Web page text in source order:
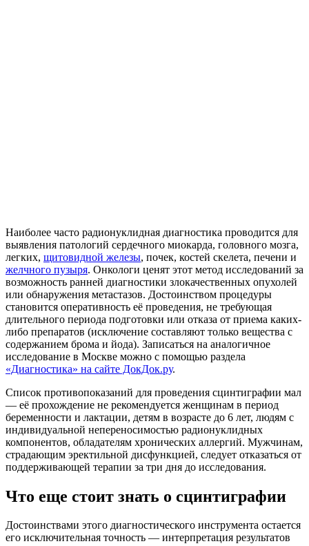
Наиболее часто радионуклидная диагностика проводится для
выявления патологий сердечного миокарда, головного мозга,
легких, щитовидной железы, почек, костей скелета, печени и
желчного пузыря. Онкологи ценят этот метод исследований за
возможность ранней диагностики злокачественных опухолей
или обнаружения метастазов. Достоинством процедуры
становится оперативность её проведения, не требующая
длительного периода подготовки или отказа от приема каких-
либо препаратов (исключение составляют только вещества с
содержанием брома и йода). Записаться на аналогичное
исследование в Москве можно с помощью раздела
«Диагностика» на сайте ДокДок.ру.
Список противопоказаний для проведения сцинтиграфии мал
— её прохождение не рекомендуется женщинам в период
беременности и лактации, детям в возрасте до 6 лет, людям с
индивидуальной непереносимостью радионуклидных
компонентов, обладателям хронических аллергий. Мужчинам,
страдающим эректильной дисфункцией, следует отказаться от
поддерживающей терапии за три дня до исследования.
Что еще стоит знать о сцинтиграфии
Достоинствами этого диагностического инструмента остается
его исключительная точность — интерпретация результатов